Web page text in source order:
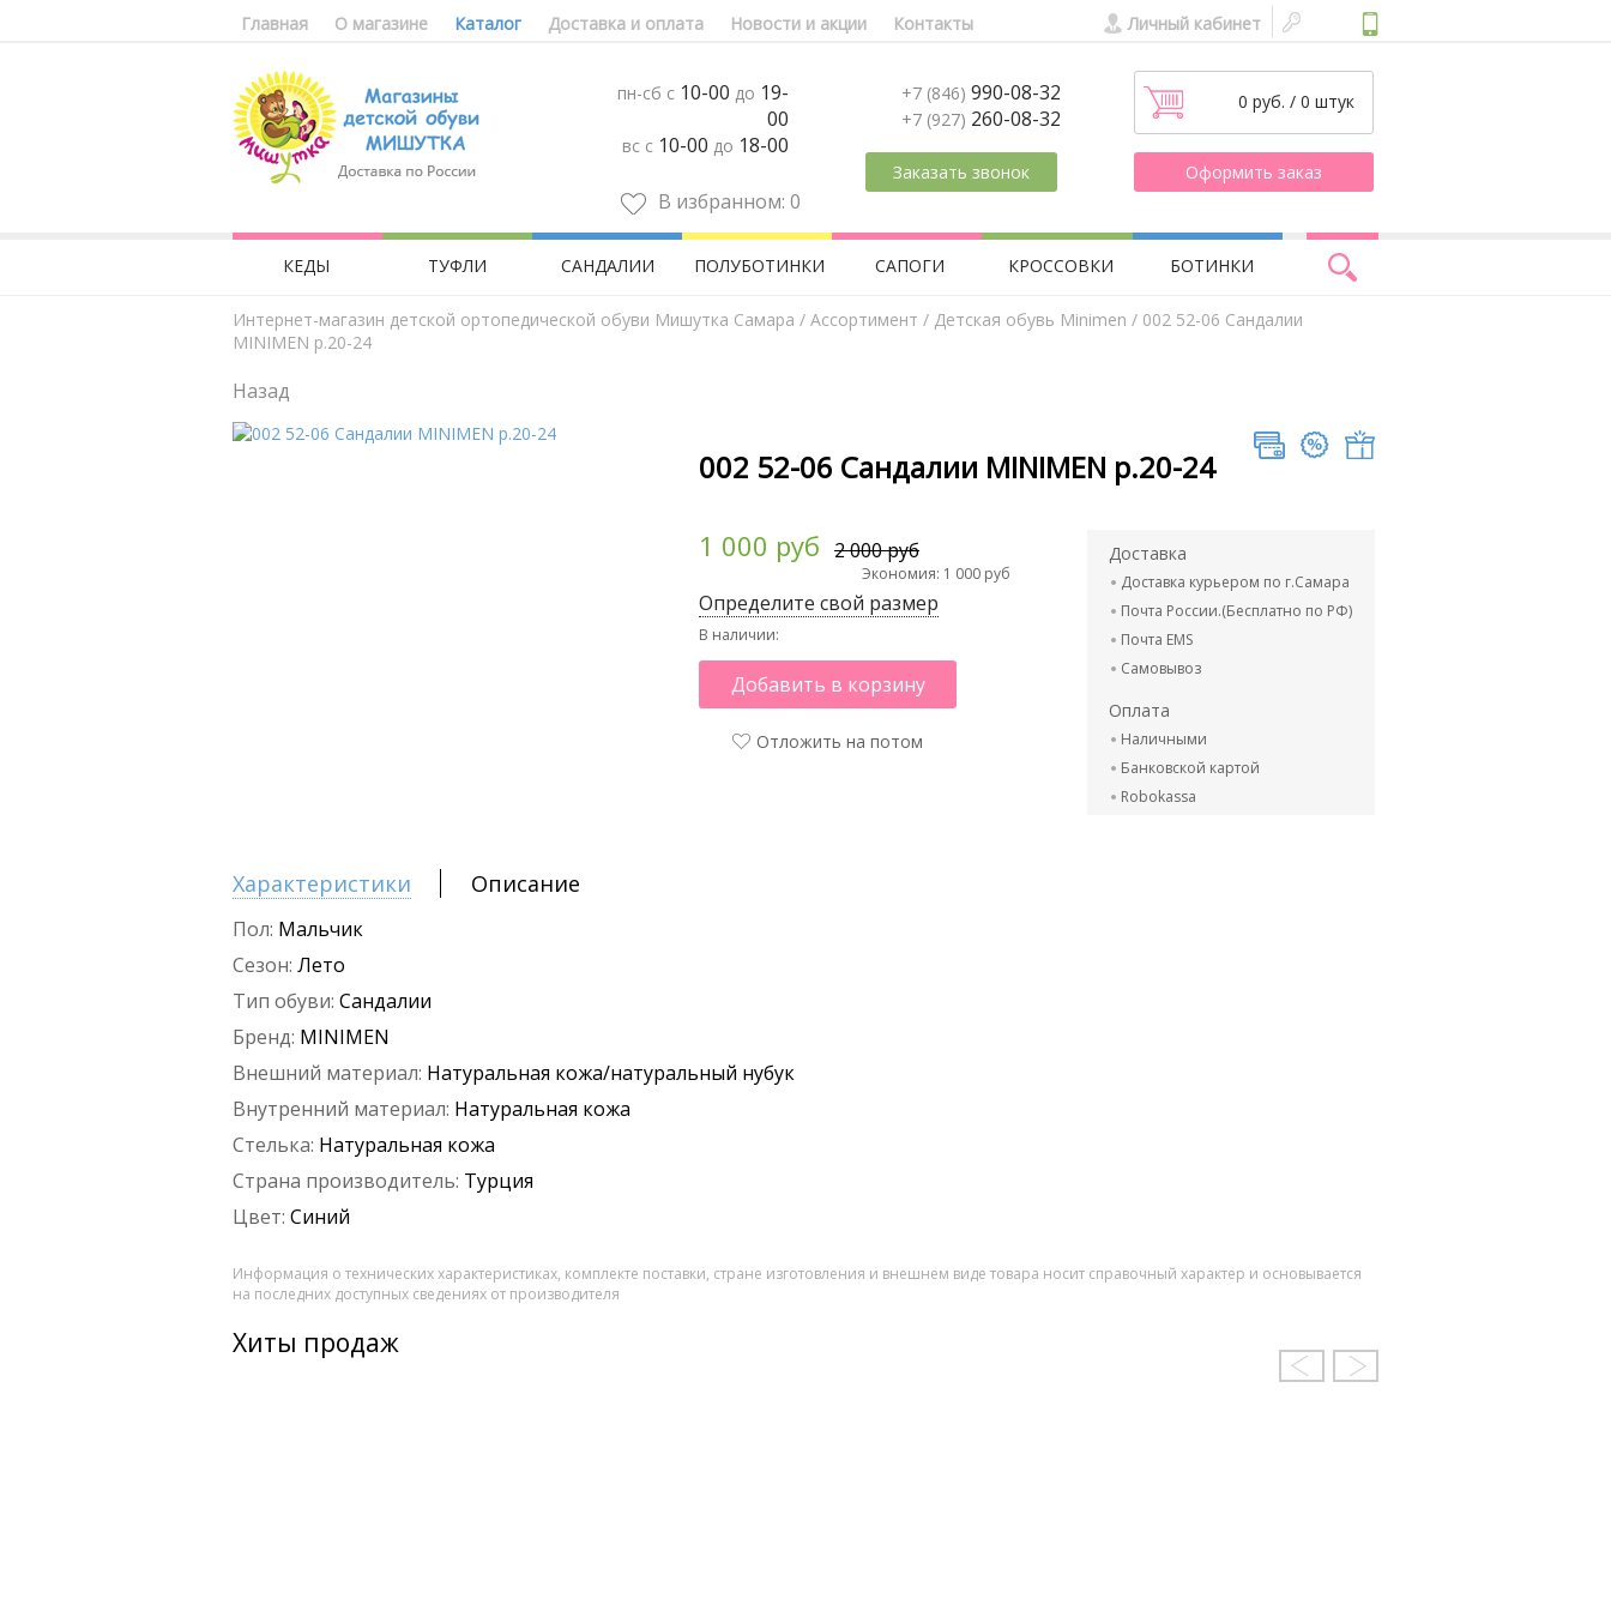
Главная О магазине Каталог Доставка и оплата Новости и акции Контакты Личный кабинет
пн-сб с 10-00 до 19-
00
вс с 10-00 до 18-00
В избранном: 0
+7 (846) 990-08-32
+7 (927) 260-08-32
Заказать звонок
0 руб. / 0 штук
Оформить заказ
КЕДЫ ТУФЛИ САНДАЛИИ ПОЛУБОТИНКИ САПОГИ КРОССОВКИ БОТИНКИ
Интернет-магазин детской ортопедической обуви Мишутка Самара / Aссортимент / Детская обувь Minimen / 002 52-06 Сандалии
MINIMEN р.20-24
Назад
002 52-06 Сандалии MINIMEN р.20-24
1 000 руб 2 000 руб
Экономия: 1 000 руб
Определите свой размер
В наличии:
Добавить в корзину
Отложить на потом
Доставка
Доставка курьером по г.Самара
Почта России.(Бесплатно по РФ)
Почта EMS
Самовывоз
Оплата
Наличными
Банковской картой
Robokassa
Характеристики Описание
Пол: Мальчик
Сезон: Лето
Тип обуви: Сандалии
Бренд: MINIMEN
Внешний материал: Натуральная кожа/натуральный нубук
Внутренний материал: Натуральная кожа
Стелька: Натуральная кожа
Страна производитель: Турция
Цвет: Синий
Информация о технических характеристиках, комплекте поставки, стране изготовления и внешнем виде товара носит справочный характер и основывается
на последних доступных сведениях от производителя
Хиты продаж